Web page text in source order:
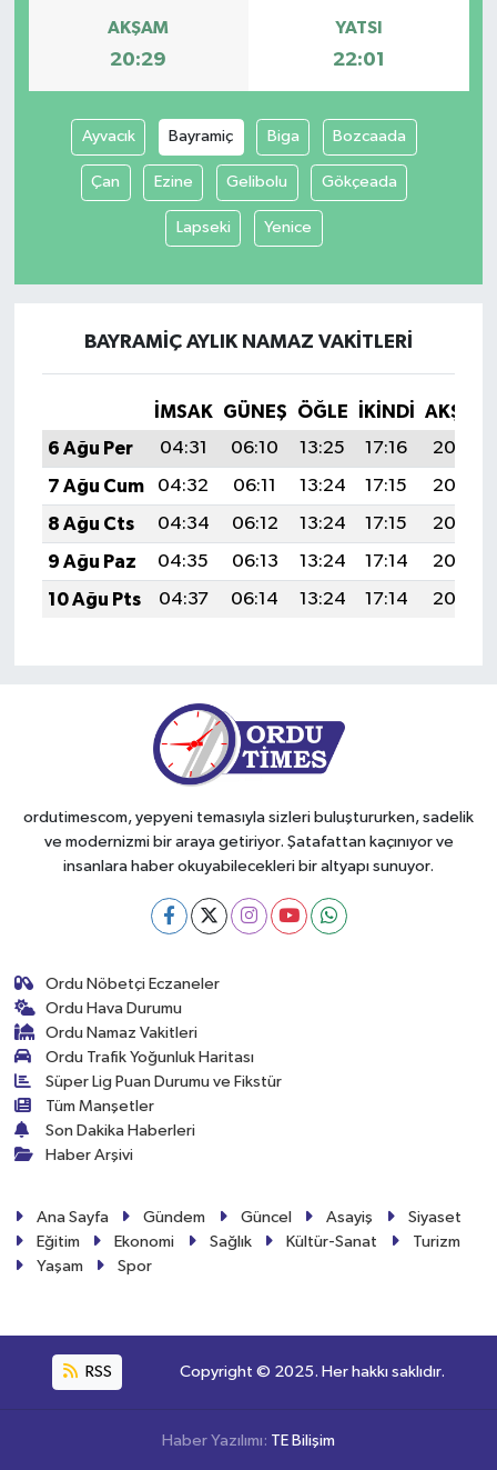
AKŞAM
20:29
YATSI
22:01
Ayvacık Bayramiç Biga Bozcaada
Çan Ezine Gelibolu Gökçeada
Lapseki Yenice
BAYRAMIÇ AYLIK NAMAZ VAKITLERI
İMSAK GÜNEŞ ÖĞLE İKINDI
AKŞAM
6 Ağu Per
04:31 06:10 13:25 17:16
20:29
7 Ağu Cum
04:32 06:11 13:24 17:15
20:28
8 Ağu Cts
04:34 06:12 13:24 17:15
20:27
9 Ağu Paz
04:35 06:13 13:24 17:14
20:26
10 Ağu Pts
04:37 06:14 13:24 17:14 20:25
ordutimescom, yepyeni temasıyla sizleri buluştururken, sadelik
ve modernizmi bir araya getiriyor. Şatafattan kaçınıyor ve
insanlara haber okuyabilecekleri bir altyapı sunuyor.
Ordu Nöbetçi Eczaneler
Ordu Hava Durumu
Ordu Namaz Vakitleri
Ordu Trafik Yoğunluk Haritası
Süper Lig Puan Durumu ve Fikstür
Tüm Manşetler
Son Dakika Haberleri
Haber Arşivi
Ana Sayfa Gündem Güncel Asayiş
Siyaset
Eğitim
Ekonomi Sağlık Kültür-Sanat
Turizm
Yaşam
Spor
RSS Copyright © 2025. Her hakkı saklıdır.
Haber Yazılımı: TE Bilişim